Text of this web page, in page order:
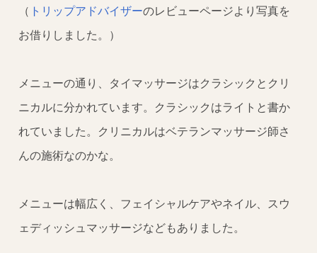
（ トリップアドバイザーのレビューページより写真を
お借りしました。）
メニューの通り、タイマッサージはクラシックとクリ
ニカルに分かれています。クラシックはライトと書か
れていました。クリニカルはベテランマッサージ師さ
んの施術なのかな。
メニューは幅広く、フェイシャルケアやネイル、スウ
ェディッシュマッサージなどもありました。